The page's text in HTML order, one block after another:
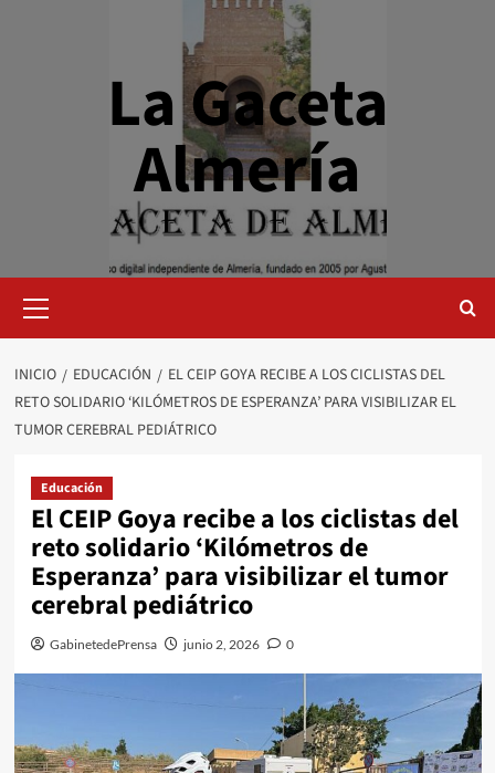
La Gaceta
Almería
primario
INICIO EDUCACIÓN
EL CEIP GOYA RECIBE A LOS CICLISTAS DEL
RETO SOLIDARIO ‘KILÓMETROS DE ESPERANZA’ PARA VISIBILIZAR EL
TUMOR CEREBRAL PEDIÁTRICO
Educación
El CEIP Goya recibe a los ciclistas del
reto solidario ‘Kilómetros de
Esperanza’ para visibilizar el tumor
cerebral pediátrico
GabinetedePrensa junio 2, 2026 0